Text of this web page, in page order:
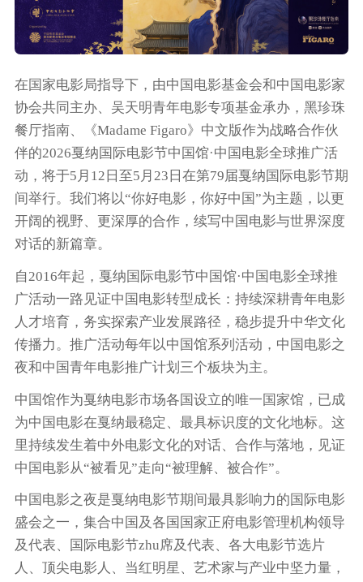
在国家电影局指导下，由中国电影基金会和中国电影家
协会共同主办、吴天明青年电影专项基金承办，黑珍珠
餐厅指南、《Madame Figaro》中文版作为战略合作伙
伴的2026戛纳国际电影节中国馆·中国电影全球推广活
动，将于5月12日至5月23日在第79届戛纳国际电影节期
间举行。我们将以“你好电影，你好中国”为主题，以更
开阔的视野、更深厚的合作，续写中国电影与世界深度
对话的新篇章。
自2016年起，戛纳国际电影节中国馆·中国电影全球推
广活动一路见证中国电影转型成长：持续深耕青年电影
人才培育，务实探索产业发展路径，稳步提升中华文化
传播力。推广活动每年以中国馆系列活动，中国电影之
夜和中国青年电影推广计划三个板块为主。
中国馆作为戛纳电影市场各国设立的唯一国家馆，已成
为中国电影在戛纳最稳定、最具标识度的文化地标。这
里持续发生着中外电影文化的对话、合作与落地，见证
中国电影从“被看见”走向“被理解、被合作”。
中国电影之夜是戛纳电影节期间最具影响力的国际电影
盛会之一，集合中国及各国国家正府电影管理机构领导
及代表、国际电影节zhu席及代表、各大电影节选片
人、顶尖电影人、当红明星、艺术家与产业中坚力量，